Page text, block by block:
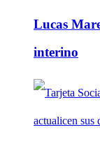
Lucas
interino